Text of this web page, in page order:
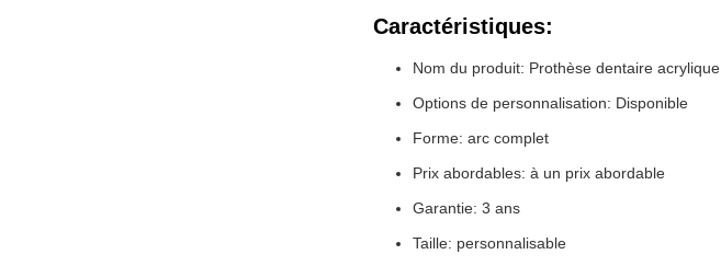
Caractéristiques:
Nom du produit: Prothèse dentaire acrylique
Options de personnalisation: Disponible
Forme: arc complet
Prix abordables: à un prix abordable
Garantie: 3 ans
Taille: personnalisable